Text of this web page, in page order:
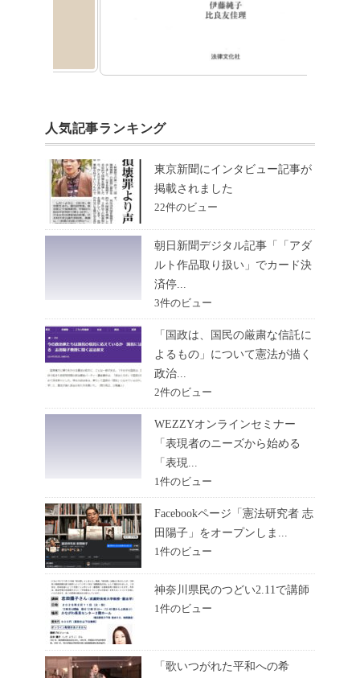
人気記事ランキング
東京新聞にインタビュー記事が
掲載されました
22件のビュー
朝日新聞デジタル記事「「アダ
ルト作品取り扱い」でカード決
済停...
3件のビュー
「国政は、国民の厳粛な信託に
よるもの」について憲法が描く
政治...
2件のビュー
WEZZYオンラインセミナー
「表現者のニーズから始める
「表現...
1件のビュー
Facebookページ「憲法研究者 志
田陽子」をオープンしま...
1件のビュー
神奈川県民のつどい2.11で講師
1件のビュー
「歌いつがれた平和への希